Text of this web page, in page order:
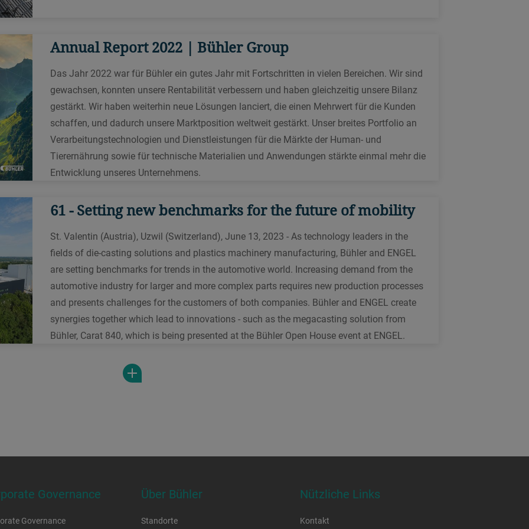
Annual Report 2022 | Bühler Group
Das Jahr 2022 war für Bühler ein gutes Jahr mit Fortschritten in vielen Bereichen. Wir sind
gewachsen, konnten unsere Rentabilität verbessern und haben gleichzeitig unsere Bilanz
gestärkt. Wir haben weiterhin neue Lösungen lanciert, die einen Mehrwert für die Kunden
schaffen, und dadurch unsere Marktposition weltweit gestärkt. Unser breites Portfolio an
Verarbeitungstechnologien und Dienstleistungen für die Märkte der Human- und
Tierernährung sowie für technische Materialien und Anwendungen stärkte einmal mehr die
Entwicklung unseres Unternehmens.
61 - Setting new benchmarks for the future of mobility
St. Valentin (Austria), Uzwil (Switzerland), June 13, 2023 - As technology leaders in the
fields of die-casting solutions and plastics machinery manufacturing, Bühler and ENGEL
are setting benchmarks for trends in the automotive world. Increasing demand from the
automotive industry for larger and more complex parts requires new production processes
and presents challenges for the customers of both companies. Bühler and ENGEL create
synergies together which lead to innovations - such as the megacasting solution from
Bühler, Carat 840, which is being presented at the Bühler Open House event at ENGEL.
Alternative für die industrielle
Herstellung unter anderem von
Keksen, Cookies, Kuchen, Pizzas und
Biskuitrollen. Elektrische
Heizelemente ermöglichen
Energieeinsparungen und sorgen für
emissionsfreies Backen.
entwickelt. Er bietet Ihnen ein
zuverlässiges und schnelles
Einsetzen und Entnehmen von
Bauteilen und sorgt für eine höhere
Verfügbarkeit Ihrer Carat, Evolution
oder Fusion Druckgusszelle.
Drehschieberweiche
Die Drehschieberweiche MAYK ist
eine Abzweigkomponente für
pneumatische Druck- und
Saugförderer. Dieses Zwei-Weg-
Verteilelement optimiert das Fördern
von pulvrigen und körnigen
Materialien in der Lebens- und
Digitaler Prozess-
Service
Wasserregulierung an
der Teigaufbereitung
PastaPro
PastaPro ist unser digitaler Prozess-
Service zur Wasserregulierung bei der
Teigherstellung. Er verhindert
aufrüsten, das ein geschlossenes, integriertes Kühlsystem mit einem optionalen
überwachten Wassertank umfasst.
Oven Optimization
Together we make sure your oven is in the perfect working condition. The optimization of
use.
Produktionsstätte für Druckgießereiausrüstung,
Holland, USA
670 Windcrest Drive, Holland, MI 49423-5410 USA
Getreideverarbeitung und fortschrittliche
Materialdienstleistungen, Yokohama, Japan
3-22-11, Shin-yokohama, Kohoku-ku, Yokohama, 222-0033 Japan
Governance
Governance
Über Bühler
Standorte
Nützliche Links
Kontakt